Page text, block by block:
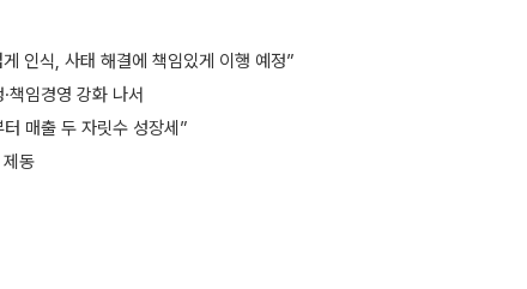
인식, 사태 해결에 책임있게 이행 예정”
책임경영 강화 나서
매출 두 자릿수 성장세”
동